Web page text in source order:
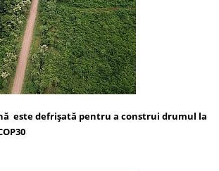
este defrișată pentru a construi drumul la